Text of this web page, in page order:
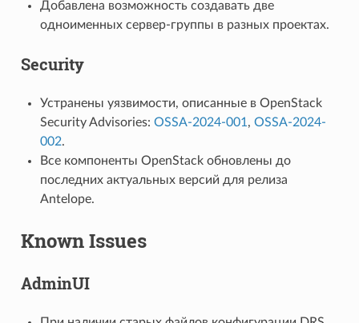
Добавлена возможность создавать две
одноименных сервер-группы в разных проектах.
Security
Устранены уязвимости, описанные в OpenStack
Security Advisories: OSSA-2024-001, OSSA-2024-
002.
Все компоненты OpenStack обновлены до
последних актуальных версий для релиза
Antelope.
Known Issues
AdminUI